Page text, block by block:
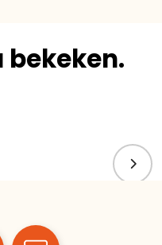
bekeken.